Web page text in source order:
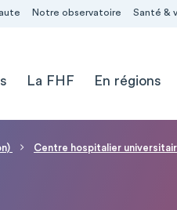
Notre observatoire Santé &
La FHF En régions
Centre hospitalier